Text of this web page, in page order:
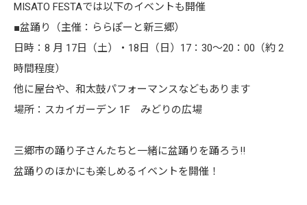
MISATO FESTAでは以下のイベントも開催
■盆踊り（主催：ららぽーと新三郷）
日時：8 月 17日（土）・18日（日）17：30～20：00（約 2
時間程度）
他に屋台や、和太鼓パフォーマンスなどもあります
場所：スカイガーデン 1F みどりの広場
三郷市の踊り子さんたちと一緒に盆踊りを踊ろう!!
盆踊りのほかにも楽しめるイベントを開催！